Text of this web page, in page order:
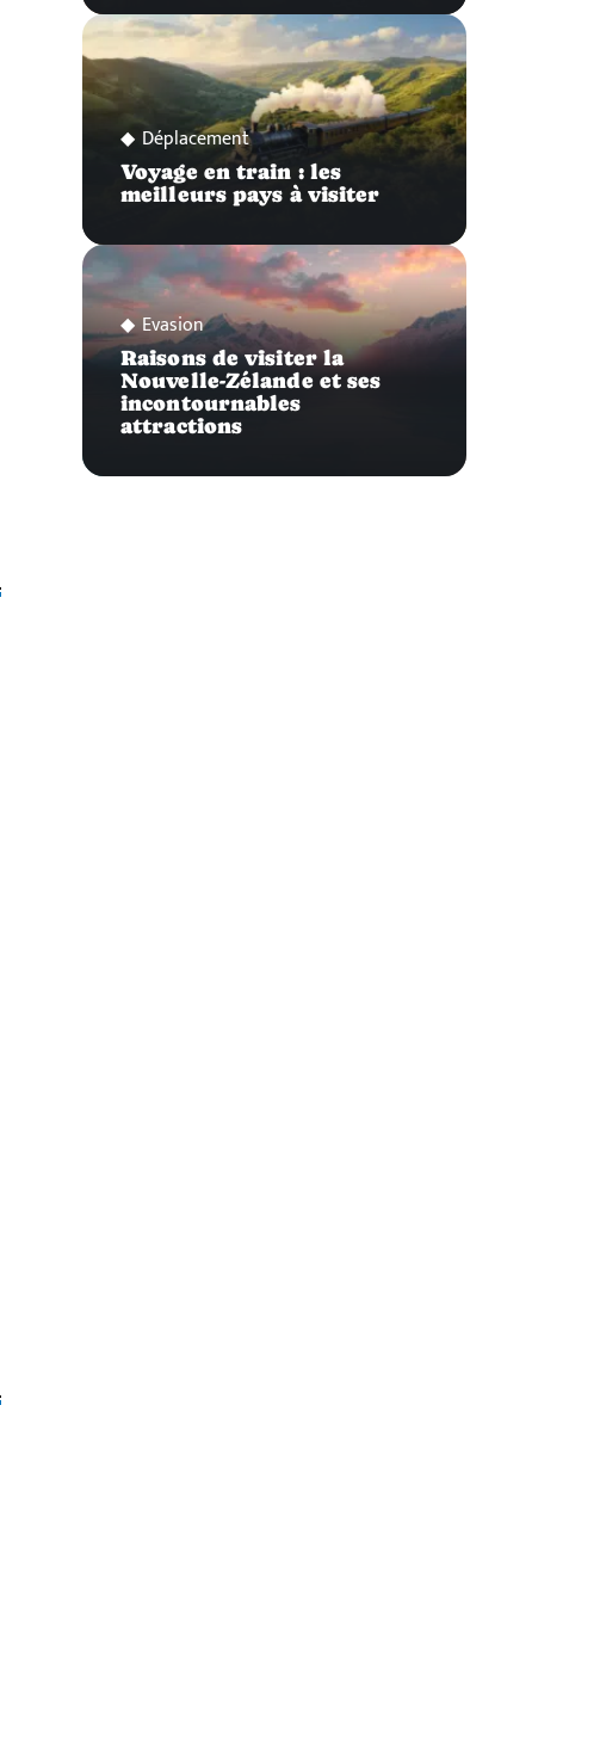
Déplacement
Voyage en train : les
meilleurs pays à visiter
Evasion
Raisons de visiter la
Nouvelle-Zélande et ses
incontournables
attractions